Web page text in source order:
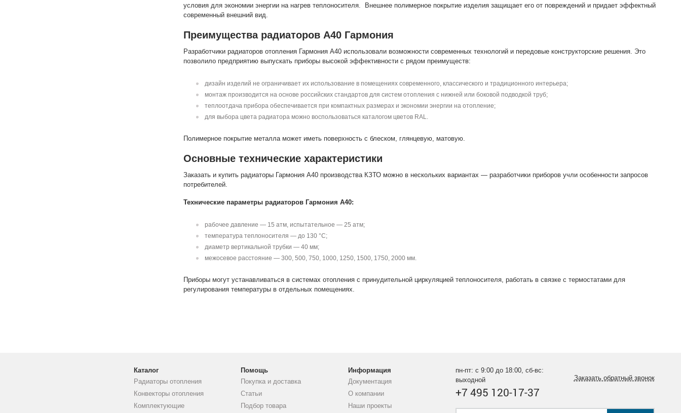
условия для экономии энергии на нагрев теплоносителя. Внешнее полимерное покрытие изделия защищает его от повреждений и придает эффектный
современный внешний вид.
Преимущества радиаторов А40 Гармония
Разработчики радиаторов отопления Гармония А40 использовали возможности современных технологий и передовые конструкторские решения. Это
позволило предприятию выпускать приборы высокой эффективности с рядом преимуществ:
дизайн изделий не ограничивает их использование в помещениях современного, классического и традиционного интерьера;
монтаж производится на основе российских стандартов для систем отопления с нижней или боковой подводкой труб;
теплоотдача прибора обеспечивается при компактных размерах и экономии энергии на отопление;
для выбора цвета радиатора можно воспользоваться каталогом цветов RAL.
Полимерное покрытие металла может иметь поверхность с блеском, глянцевую, матовую.
Основные технические характеристики
Заказать и купить радиаторы Гармония А40 производства КЗТО можно в нескольких вариантах — разработчики приборов учли особенности запросов
потребителей.
Технические параметры радиаторов Гармония А40:
рабочее давление — 15 атм, испытательное — 25 атм;
температура теплоносителя — до 130 °С;
диаметр вертикальной трубки — 40 мм;
межосевое расстояние — 300, 500, 750, 1000, 1250, 1500, 1750, 2000 мм.
Приборы могут устанавливаться в системах отопления с принудительной циркуляцией теплоносителя, работать в связке с термостатами для
регулирования температуры в отдельных помещениях.
Каталог
Радиаторы отопления
Конвекторы отопления
Комплектующие
Помощь
Покупка и доставка
Статьи
Подбор товара
Информация
Документация
О компании
Наши проекты
пн-пт: с 9:00 до 18:00, сб-вс:
выходной
+7 495 120-17-37
Заказать обратный звонок